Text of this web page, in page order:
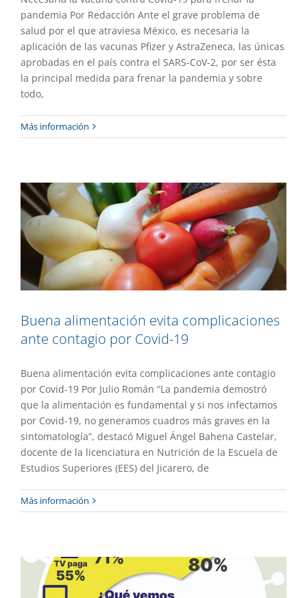
pandemia Por Redacción Ante el grave problema de
salud por el que atraviesa México, es necesaria la
aplicación de las vacunas Pfizer y AstraZeneca, las únicas
aprobadas en el país contra el SARS-CoV-2, por ser ésta
la principal medida para frenar la pandemia y sobre
todo,
Más información
Buena alimentación evita
complicaciones ante contagio por
Buena alimentación evita complicaciones
ante contagio por Covid-19
Buena alimentación evita complicaciones ante contagio
por Covid-19 Por Julio Román “La pandemia demostró
que la alimentación es fundamental y si nos infectamos
por Covid-19, no generamos cuadros más graves en la
sintomatología”, destacó Miguel Ángel Bahena Castelar,
docente de la licenciatura en Nutrición de la Escuela de
Estudios Superiores (EES) del Jicarero, de
Más información
Destaca Facultad de Diseño
importancia de la imagen para prevenir